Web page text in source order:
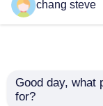
Draadboom
op maat
LVDS-kabels
LVDS-kabel 1-
chang steve
Good day, what
for?